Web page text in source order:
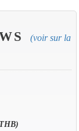
(voir sur la